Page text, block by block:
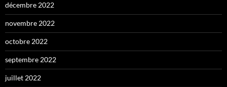
décembre 2022
novembre 2022
octobre 2022
septembre 2022
juillet 2022